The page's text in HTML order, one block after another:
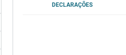
DECLARAÇÕES